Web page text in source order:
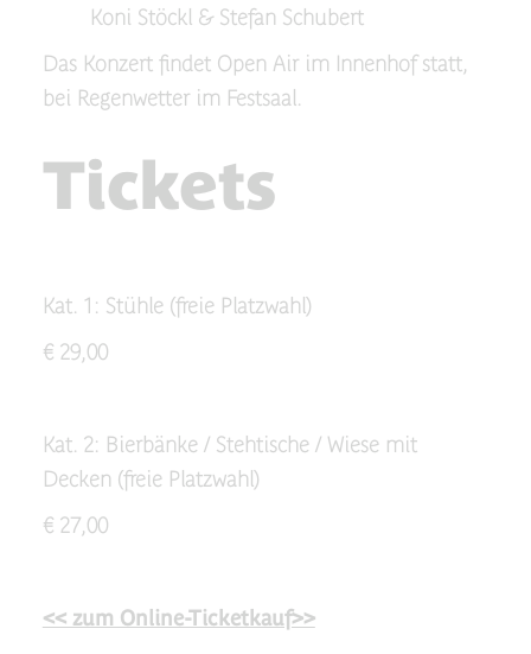
Koni Stöckl & Stefan Schubert
Das Konzert findet Open Air im Innenhof statt,
bei Regenwetter im Festsaal.
Tickets
Kat. 1: Stühle (freie Platzwahl)
€ 29,00
Kat. 2: Bierbänke / Stehtische / Wiese mit
Decken (freie Platzwahl)
€ 27,00
<< zum Online-Ticketkauf>>